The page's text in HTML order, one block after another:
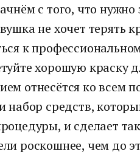
с того, что
не хочет терять
к
хорошую краску
отнесётся ко всем
набор средств,
и сделает
роскошнее, чем до